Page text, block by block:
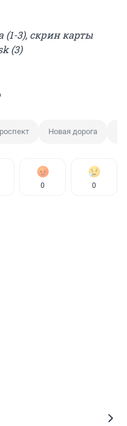
3), скрин карты
(3)
Новая дорога
0 0